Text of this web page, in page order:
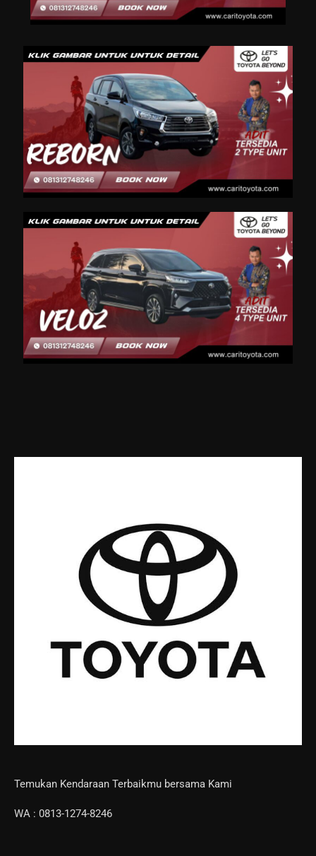
Temukan Kendaraan Terbaikmu bersama Kami
WA : 0813-1274-8246